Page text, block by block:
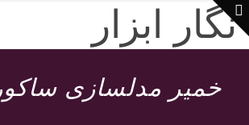
نگار ابزار
خمیر مدلسازی